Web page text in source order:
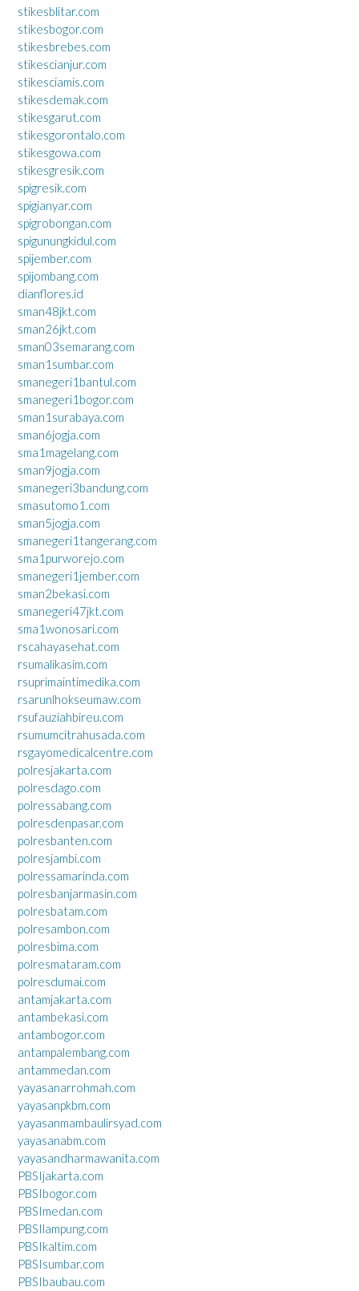
stikesblitar.com
stikesbogor.com
stikesbrebes.com
stikescianjur.com
stikesciamis.com
stikesdemak.com
stikesgarut.com
stikesgorontalo.com
stikesgowa.com
stikesgresik.com
spigresik.com
spigianyar.com
spigrobongan.com
spigunungkidul.com
spijember.com
spijombang.com
dianflores.id
sman48jkt.com
sman26jkt.com
sman03semarang.com
sman1sumbar.com
smanegeri1bantul.com
smanegeri1bogor.com
sman1surabaya.com
sman6jogja.com
sma1magelang.com
sman9jogja.com
smanegeri3bandung.com
smasutomo1.com
sman5jogja.com
smanegeri1tangerang.com
sma1purworejo.com
smanegeri1jember.com
sman2bekasi.com
smanegeri47jkt.com
sma1wonosari.com
rscahayasehat.com
rsumalikasim.com
rsuprimaintimedika.com
rsarunlhokseumaw.com
rsufauziahbireu.com
rsumumcitrahusada.com
rsgayomedicalcentre.com
polresjakarta.com
polresdago.com
polressabang.com
polresdenpasar.com
polresbanten.com
polresjambi.com
polressamarinda.com
polresbanjarmasin.com
polresbatam.com
polresambon.com
polresbima.com
polresmataram.com
polresdumai.com
antamjakarta.com
antambekasi.com
antambogor.com
antampalembang.com
antammedan.com
yayasanarrohmah.com
yayasanpkbm.com
yayasanmambaulirsyad.com
yayasanabm.com
yayasandharmawanita.com
PBSIjakarta.com
PBSIbogor.com
PBSImedan.com
PBSIlampung.com
PBSIkaltim.com
PBSIsumbar.com
PBSIbaubau.com